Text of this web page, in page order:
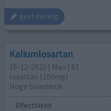
geef mening
Kaliumlosartan
15-12-2022 | Man | 61
losartan (100mg)
Hoge bloeddruk
Effectiviteit